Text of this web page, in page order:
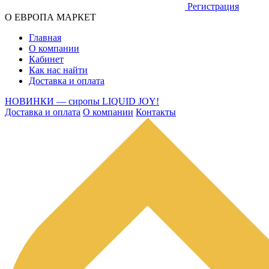
Регистрация
О ЕВРОПА МАРКЕТ
Главная
О компании
Кабинет
Как нас найти
Доставка и оплата
НОВИНКИ — сиропы LIQUID JOY!
Доставка и оплата О компании Контакты